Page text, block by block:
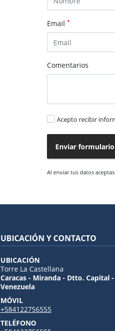
Email *
Comentarios
Acepto recibir
Enviar formulario
Al enviar tus datos
UBICACIÓN Y CONTACTO
UBICACIÓN
Torre La Castellana
Caracas - Miranda - Dtto. Capital -
Venezuela
MÓVIL
+584122756555
TELÉFONO